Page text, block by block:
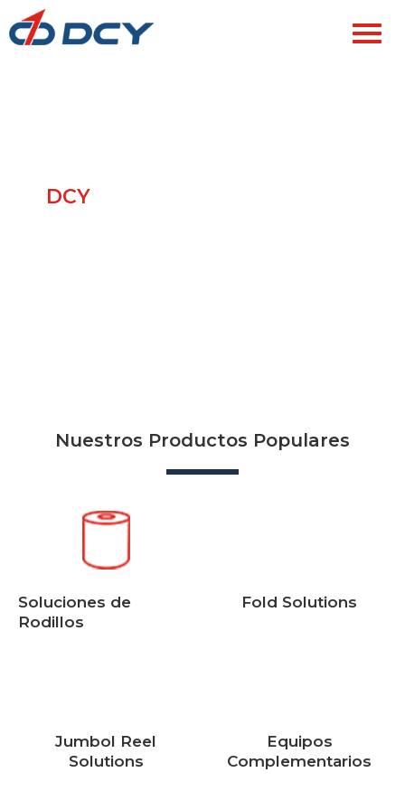
Maquinaria de Papel Tisú
Nuestros Productos Populares
Soluciones de
Rodillos
Fold Solutions
Jumbol Reel
Solutions
Equipos
Complementarios